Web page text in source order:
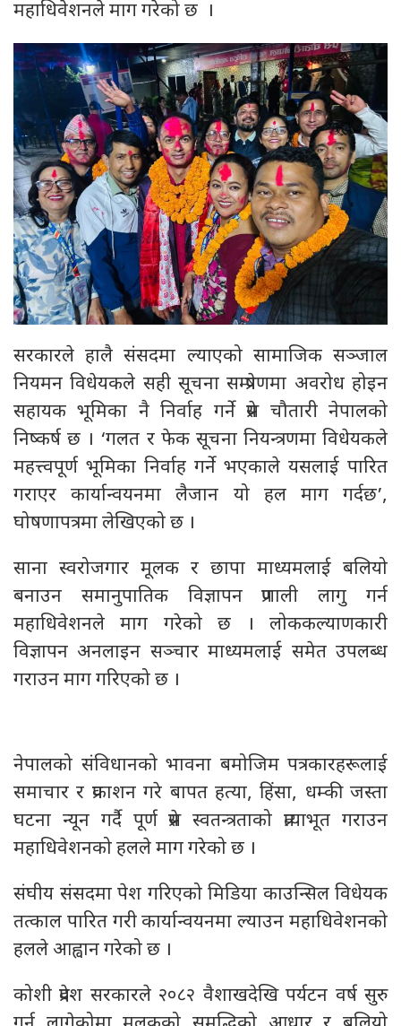
महाधिवेशनले माग गरेको छ ।
सरकारले हालै संसदमा ल्याएको सामाजिक सञ्जाल
नियमन विधेयकले सही सूचना सम्प्रेषणमा अवरोध होइन
सहायक भूमिका नै निर्वाह गर्ने प्रेस चौतारी नेपालको
निष्कर्ष छ । ‘गलत र फेक सूचना नियन्त्रणमा विधेयकले
महत्त्वपूर्ण भूमिका निर्वाह गर्ने भएकाले यसलाई पारित
गराएर कार्यान्वयनमा लैजान यो हल माग गर्दछ’,
घोषणापत्रमा लेखिएको छ ।
साना स्वरोजगार मूलक र छापा माध्यमलाई बलियो
बनाउन समानुपातिक विज्ञापन प्रणाली लागु गर्न
महाधिवेशनले माग गरेको छ । लोककल्याणकारी
विज्ञापन अनलाइन सञ्चार माध्यमलाई समेत उपलब्ध
गराउन माग गरिएको छ ।
नेपालको संविधानको भावना बमोजिम पत्रकारहरूलाई
समाचार र प्रकाशन गरे बापत हत्या, हिंसा, धम्की जस्ता
घटना न्यून गर्दै पूर्ण प्रेस स्वतन्त्रताको प्रत्याभूत गराउन
महाधिवेशनको हलले माग गरेको छ ।
संघीय संसदमा पेश गरिएको मिडिया काउन्सिल विधेयक
तत्काल पारित गरी कार्यान्वयनमा ल्याउन महाधिवेशनको
हलले आह्वान गरेको छ ।
कोशी प्रदेश सरकारले २०८२ वैशाखदेखि पर्यटन वर्ष सुरु